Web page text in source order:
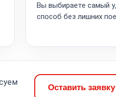
Вы выбираете самый
способ без лишних
Оставить заявку